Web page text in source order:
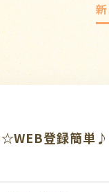
登録簡単